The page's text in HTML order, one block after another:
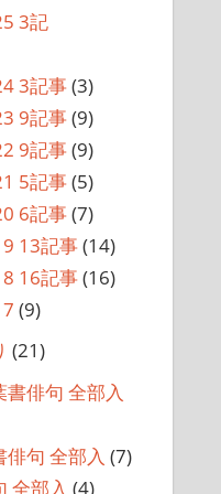
3記
3記事(3)
9記事(9)
9記事(9)
5記事(5)
6記事(7)
13記事(14)
16記事(16)
(9)
(21)
俳句 全部入
句 全部入 (7)
全部入 (4)